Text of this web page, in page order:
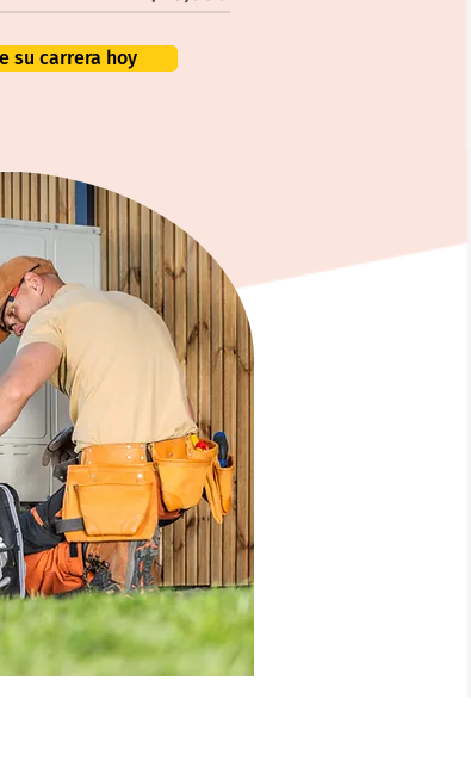
su carrera hoy